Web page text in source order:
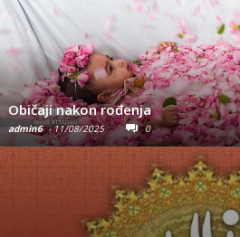
Iranska kuća
admin6 - 06/08/2025 0